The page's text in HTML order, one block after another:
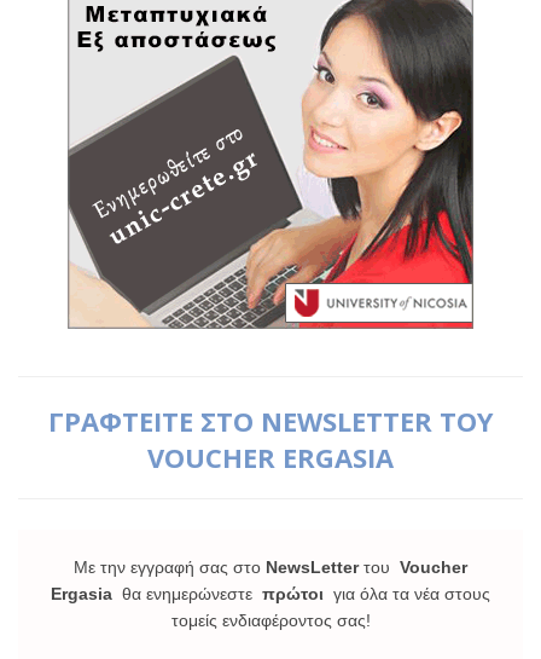
ΓΡΑΦΤΕΙΤΕ ΣΤΟ NEWSLETTER ΤΟΥ
VOUCHER ERGASIA
Με την εγγραφή σας στο NewsLetterτου Voucher
Ergasia θα ενημερώνεστε πρώτοι για όλα τα νέα στους
τομείς ενδιαφέροντος σας!